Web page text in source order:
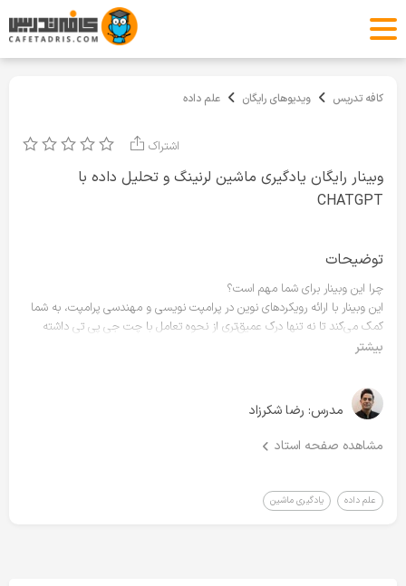
کافه تدریس ویدیوهای رایگان علم داده
وبینار رایگان یادگیری ماشین لرنینگ و تحلیل داده با
CHATGPT
اشتراک
توضیحات
چرا این وبینار برای شما مهم است؟
این وبینار با ارائه رویکردهای نوین در پرامپت نویسی و مهندسی پرامپت، به شما
کمک می‌کند تا نه تنها درک عمیق‌تری از نحوه تعامل با چت جی پی تی داشته
باشید، بلکه چگونگی خلق خروجی‌های موثر و شخصی‌سازی تجربیات خود را نیز
داده، دیدگاه‌های جدیدی را در اختیار شما قرار می‌دهد.
سرفصل‌های وبینار:
نحوه اصولی پرامپت نویسی در چت جی پی تی
بیشتر
مدرس: رضا شکرزاد
مشاهده صفحه استاد
علم داده یادگیری ماشین